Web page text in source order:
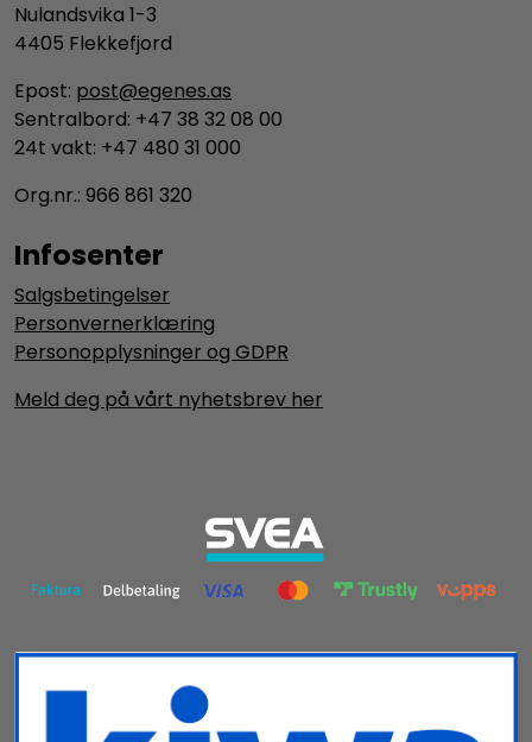
Nulandsvika 1-3
4405 Flekkefjord
Epost: post@egenes.as
Sentralbord: +47 38 32 08 00
24t vakt: +47 480 31 000
Org.nr.: 966 861 320
Infosenter
Salgsbetingelser
Personvernerklæring
Personopplysninger og GDPR
Meld deg på vårt nyhetsbrev her